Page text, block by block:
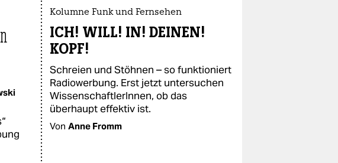
Kolumne Funk und Fernsehen
ICH! WILL! IN! DEINEN!
KOPF!
Schreien und Stöhnen – so funktioniert
Radiowerbung. Erst jetzt untersuchen
WissenschaftlerInnen, ob das
überhaupt effektiv ist.
Von Anne Fromm